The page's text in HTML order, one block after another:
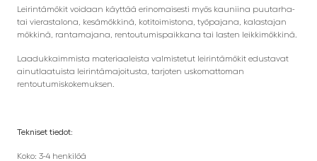
Leirintämökit voidaan käyttää erinomaisesti myös kauniina puutarha-
tai vierastalona, kesämökkinä, kotitoimistona, työpajana, kalastajan
mökkinä, rantamajana, rentoutumispaikkana tai lasten leikkimökkinä.
Laadukkaimmista materiaaleista valmistetut leirintämökit edustavat
ainutlaatuista leirintämajoitusta, tarjoten uskomattoman
rentoutumiskokemuksen.
Tekniset tiedot:
Koko: 3-4 henkilöä